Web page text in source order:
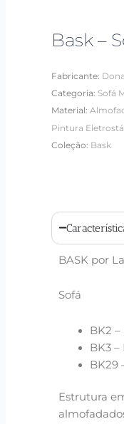
Bask –
Fabricante:
Categoria: Sofá
Material:
Pintura
Coleção: Bask
BASK por
Sofá
BK2 –
BK3
BK29
Estrutura